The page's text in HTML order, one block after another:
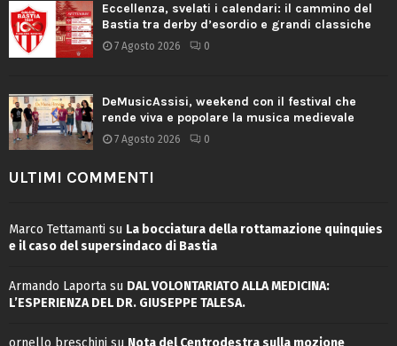
Eccellenza, svelati i calendari: il cammino del
Bastia tra derby d’esordio e grandi classiche
7 Agosto 2026 0
DeMusicAssisi, weekend con il festival che
rende viva e popolare la musica medievale
7 Agosto 2026 0
ULTIMI COMMENTI
Marco Tettamanti su La bocciatura della rottamazione quinquies
e il caso del supersindaco di Bastia
Armando Laporta su DAL VOLONTARIATO ALLA MEDICINA:
L’ESPERIENZA DEL DR. GIUSEPPE TALESA.
ornello breschini su Nota del Centrodestra sulla mozione